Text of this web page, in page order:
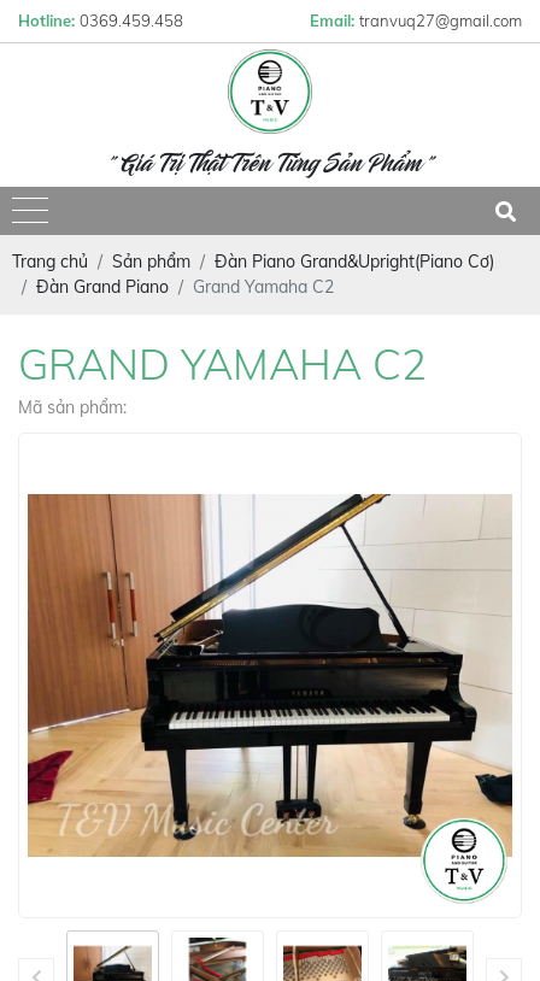
Hotline: 0369.459.458 Email: tranvuq27@gmail.com
" Giá Trị Thật Trên Từng Sản Phẩm "
Trang chủ Sản phẩm
Đàn Piano Grand&Upright(Piano Cơ)
Đàn Grand Piano
Grand Yamaha C2
GRAND YAMAHA C2
Mã sản phẩm: